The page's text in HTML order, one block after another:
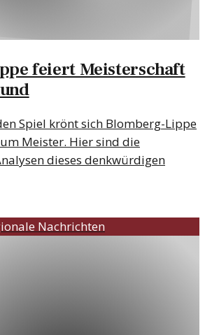
feiert Meisterschaft
Spiel krönt sich Blomberg-Lippe
Meister. Hier sind die
dieses denkwürdigen
Nachrichten